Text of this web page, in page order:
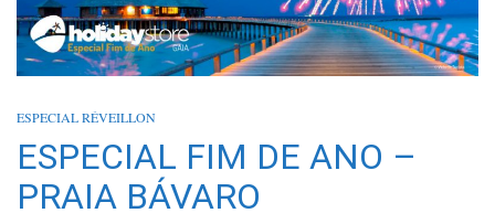
ESPECIAL RÉVEILLON
ESPECIAL FIM DE ANO –
PRAIA BÁVARO